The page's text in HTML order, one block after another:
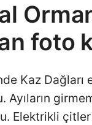
foto
Kaz
Ayıların
Elektrikli